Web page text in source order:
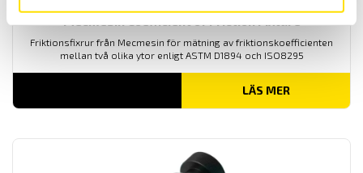
Friktionsfixrur från Mecmesin för mätning av friktionskoefficienten
mellan två olika ytor enligt ASTM D1894 och ISO8295
LÄS MER